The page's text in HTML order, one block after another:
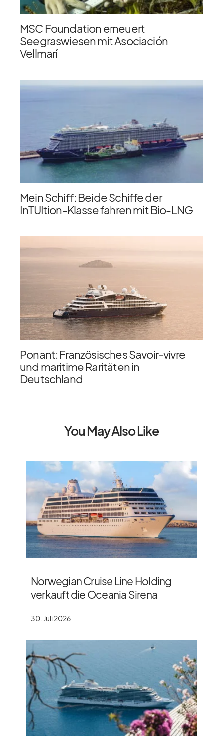
MSC Foundation erneuert
Seegraswiesen mit Asociación
Vellmarí
Mein Schiff: Beide Schiffe der
InTUItion-Klasse fahren mit Bio-LNG
Ponant: Französisches Savoir-vivre
und maritime Raritäten in
Deutschland
You May Also Like
Norwegian Cruise Line Holding
verkauft die Oceania Sirena
30. Juli 2026